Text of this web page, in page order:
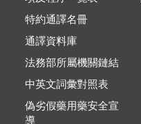
特約通譯名冊
通譯資料庫
法務部所屬機關鏈結
中英文詞彙對照表
偽劣假藥用藥安全宣
導